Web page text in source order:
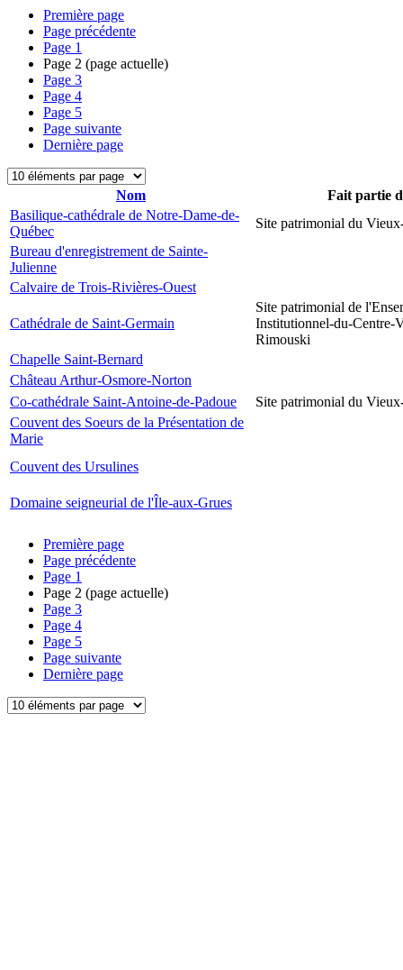
Première page
Page précédente
Page 1
Page 2 (page actuelle)
Page 3
Page 4
Page 5
Page suivante
Dernière page
Nom
Fait partie
Basilique-cathédrale de Notre-Dame-de-
Québec
Site patrimonial du
Bureau d'enregistrement de Sainte-
Julienne
Calvaire de Trois-Rivières-Ouest
Cathédrale de Saint-Germain
Site patrimonial de
Institutionnel-du-Centre-
Rimouski
Chapelle Saint-Bernard
Château Arthur-Osmore-Norton
Co-cathédrale Saint-Antoine-de-Padoue
Site patrimonial du
Couvent des Soeurs de la Présentation de
Marie
Couvent des Ursulines
Domaine seigneurial de l'Île-aux-Grues
Première page
Page précédente
Page 1
Page 2 (page actuelle)
Page 3
Page 4
Page 5
Page suivante
Dernière page